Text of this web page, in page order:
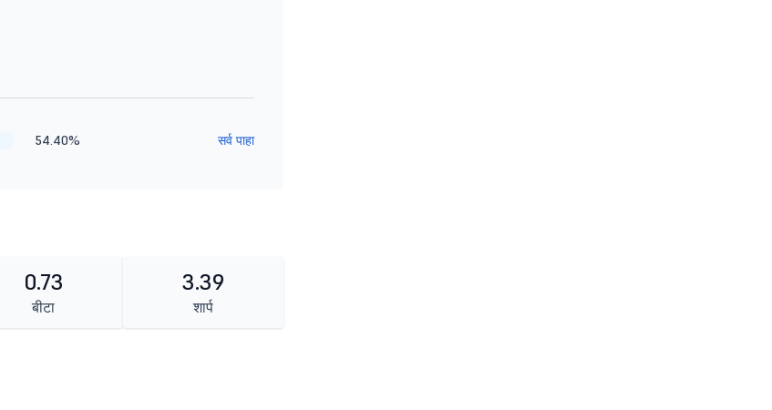
54.40% सर्व पाहा
0.73
बीटा
3.39
शार्प